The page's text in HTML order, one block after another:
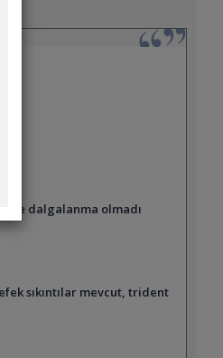
dalgalanma olmadı
sıkıntılar mevcut, trident